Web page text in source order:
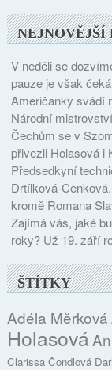
NEJNOVĚJŠÍ
V neděli se
pauze je však
Američanky svádí
Národní
Čechům se v
přivezli Holasová i
Předsedkyní
Drtílková-
kromě Romana
Zajímá vás, jaké
roky? Už 19. září
ŠTÍTKY
Adéla Měrková
Holasová
Clarissa Čondlová